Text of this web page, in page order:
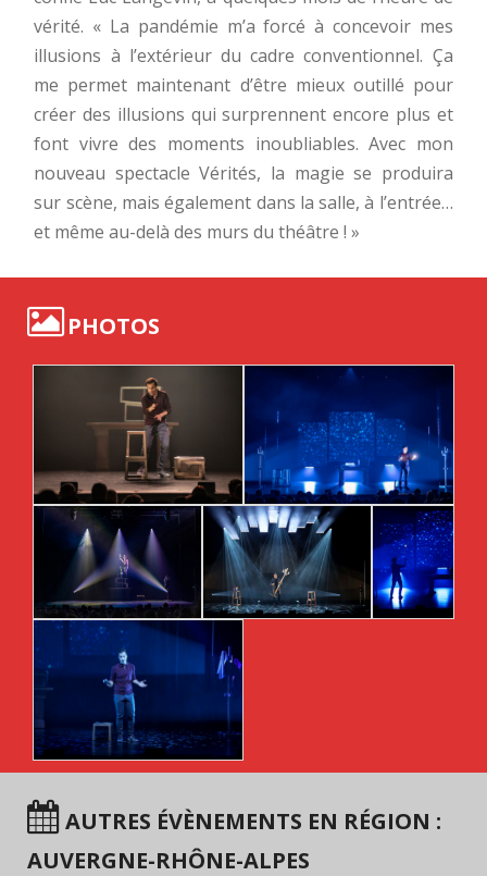
vérité. « La pandémie m’a forcé à concevoir mes
illusions à l’extérieur du cadre conventionnel. Ça
me permet maintenant d’être mieux outillé pour
créer des illusions qui surprennent encore plus et
font vivre des moments inoubliables. Avec mon
nouveau spectacle Vérités, la magie se produira
sur scène, mais également dans la salle, à l’entrée…
et même au-delà des murs du théâtre ! »
PHOTOS
AUTRES ÉVÈNEMENTS EN RÉGION :
AUVERGNE-RHÔNE-ALPES